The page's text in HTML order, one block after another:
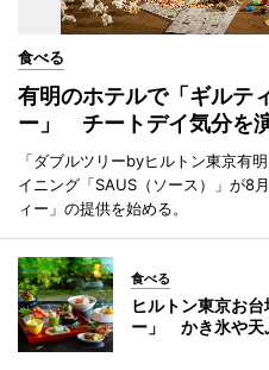
食べる
有明のホテルで「ギルテ
ー」 チートデイ気分を
「ダブルツリーbyヒルトン東京有
イニング「SAUS（ソース）」が8
ィー」の提供を始める。
食べる
ヒルトン東京お
ー」 かき氷や天